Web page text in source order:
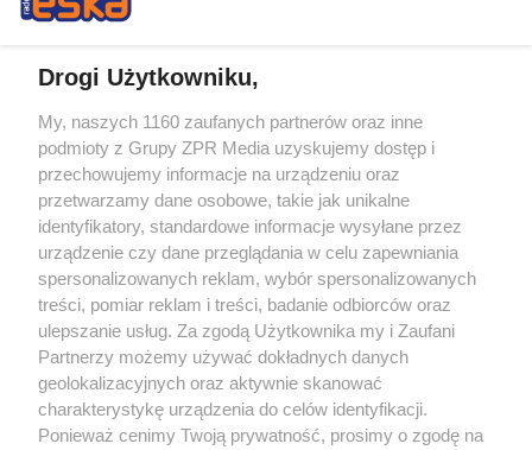
Drogi Użytkowniku,
My, naszych 1160 zaufanych partnerów oraz inne
podmioty z Grupy ZPR Media uzyskujemy dostęp i
przechowujemy informacje na urządzeniu oraz
przetwarzamy dane osobowe, takie jak unikalne
identyfikatory, standardowe informacje wysyłane przez
urządzenie czy dane przeglądania w celu zapewniania
spersonalizowanych reklam, wybór spersonalizowanych
treści, pomiar reklam i treści, badanie odbiorców oraz
ulepszanie usług. Za zgodą Użytkownika my i Zaufani
Partnerzy możemy używać dokładnych danych
geolokalizacyjnych oraz aktywnie skanować
charakterystykę urządzenia do celów identyfikacji.
Ponieważ cenimy Twoją prywatność, prosimy o zgodę na